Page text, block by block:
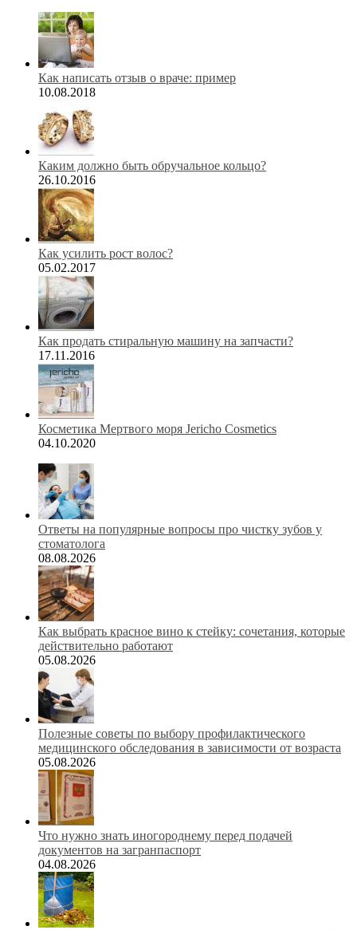
Как написать отзыв о враче: пример
10.08.2018
Каким должно быть обручальное кольцо?
26.10.2016
Как усилить рост волос?
05.02.2017
Как продать стиральную машину на запчасти?
17.11.2016
Косметика Мертвого моря Jericho Cosmetics
04.10.2020
Ответы на популярные вопросы про чистку зубов у
стоматолога
08.08.2026
Как выбрать красное вино к стейку: сочетания, которые
действительно работают
05.08.2026
Полезные советы по выбору профилактического
медицинского обследования в зависимости от возраста
05.08.2026
Что нужно знать иногороднему перед подачей
документов на загранпаспорт
04.08.2026